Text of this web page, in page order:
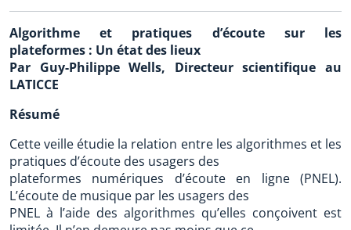
Algorithme et pratiques d’écoute sur les
plateformes : Un état des lieux
Par Guy-Philippe Wells, Directeur scientifique au
LATICCE
Résumé
Cette veille étudie la relation entre les algorithmes et les
pratiques d’écoute des usagers des
plateformes numériques d’écoute en ligne (PNEL).
L’écoute de musique par les usagers des
PNEL à l’aide des algorithmes qu’elles conçoivent est